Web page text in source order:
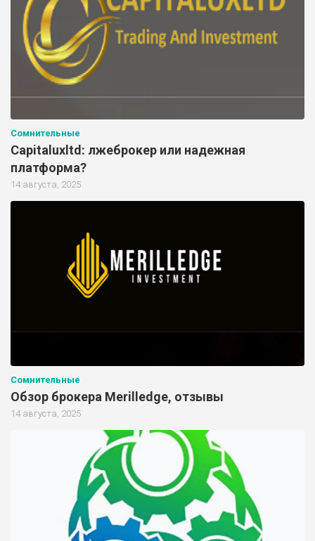
Сомнительные
Capitaluxltd: лжеброкер или надежная
платформа?
14 августа, 2025
Сомнительные
Обзор брокера Merilledge, отзывы
14 августа, 2025